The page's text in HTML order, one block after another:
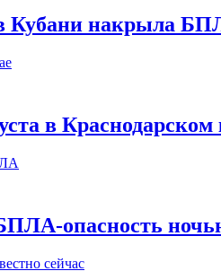
Кубани накрыла
в Краснодарском
опасность